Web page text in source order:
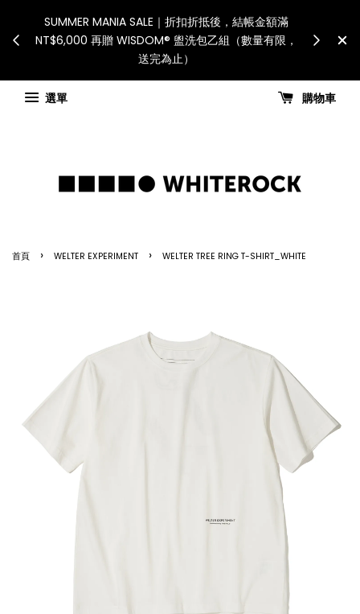
International Shipping: Recipient is responsible
for all customs duties and taxes.「國際配送：各
國進口關稅與稅費須由收件人自行負擔。」
Check for shipping updates
SUMMER
NT$6,000 再贈
選單 購物車
首頁 › WELTER EXPERIMENT › WELTER TREE RING T-SHIRT_WHITE